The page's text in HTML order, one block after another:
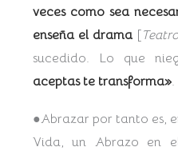
veces como sea
enseña el drama [
sucedido. Lo que
aceptas te transforma».
●Abrazar por tanto es,
Vida, un Abrazo en